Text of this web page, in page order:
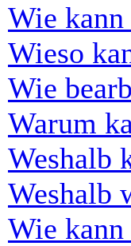
Wie
Wieso
Wie
Warum
Weshalb
Weshalb
Wie